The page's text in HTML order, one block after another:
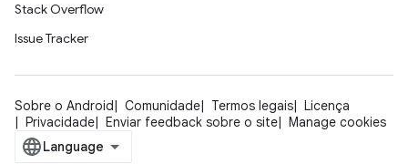
Stack Overflow
Issue Tracker
Sobre o Android Comunidade Termos legais
Licença
Privacidade
Enviar feedback sobre o site Manage cookies